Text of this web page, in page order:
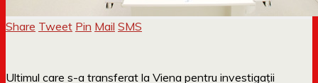
Share Tweet Pin Mail SMS
Ultimul care s-a transferat la Viena pentru investigații